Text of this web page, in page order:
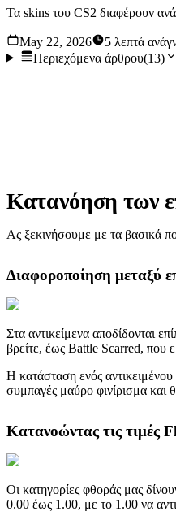
Τα skins του CS2 διαφέρουν
May 22, 2026
5 λεπτά
Περιεχόμενα άρθρου(13)
Κατανόηση των
Ας ξεκινήσουμε με τα βασικά
Διαφοροποίηση μεταξύ
Στα αντικείμενα αποδίδονται
βρείτε, έως Battle Scarred, που
Η κατάσταση ενός
συμπαγές μαύρο φινίρισμα και
Κατανοώντας τις τιμές
Οι κατηγορίες φθοράς μας
0.00 έως 1.00, με το 1.00 να